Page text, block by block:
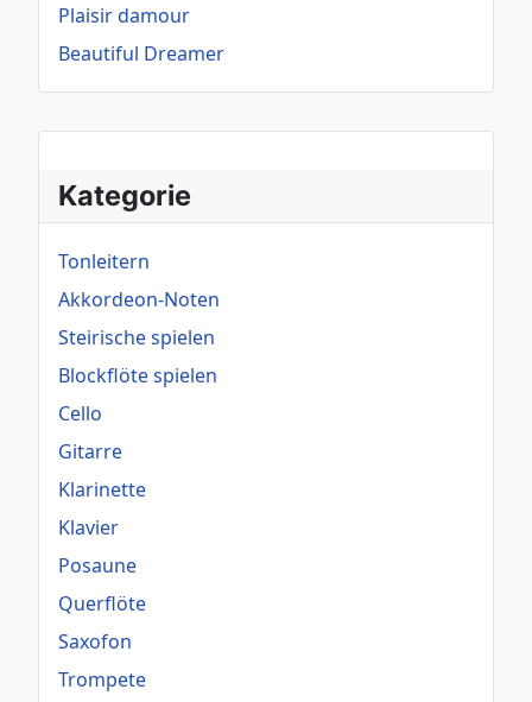
Kategorie
Tonleitern
Akkordeon-Noten
Steirische spielen
Blockflöte spielen
Cello
Gitarre
Klarinette
Klavier
Posaune
Querflöte
Saxofon
Trompete
Plaisir damour
Beautiful Dreamer